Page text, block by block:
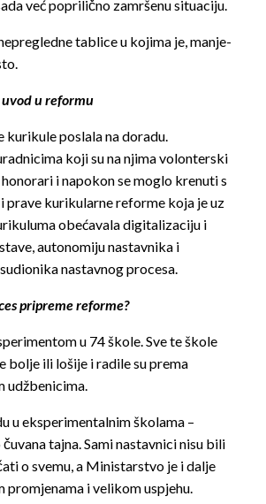
već poprilično zamršenu situaciju.
tablice u kojima je, manje-
u reformu
poslala na doradu.
koji su na njima volonterski
i napokon se moglo krenuti s
prave kurikularne reforme koja je uz
obećavala digitalizaciju i
autonomiju nastavnika i
nastavnog procesa.
pripreme reforme?
u 74 škole. Sve te škole
bolje ili lošije i radile su prema
udžbenicima.
u eksperimentalnim školama –
tajna. Sami nastavnici nisu bili
o svemu, a Ministarstvo je i dalje
i velikom uspjehu.